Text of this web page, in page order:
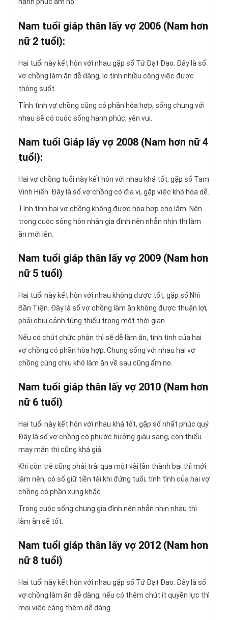
hạnh phúc ấm no.
Nam tuổi giáp thân lấy vợ 2006 (Nam hơn
nữ 2 tuổi):
Hai tuổi này kết hôn với nhau gặp số Tứ Đạt Đạo. Đây là số
vợ chồng làm ăn dễ dàng, lo tính nhiều công việc được
thông suốt.
Tính tình vợ chồng cũng có phần hòa hợp, sống chung với
nhau sẽ có cuộc sống hạnh phúc, yên vui.
Nam tuổi Giáp lấy vợ 2008 (Nam hơn nữ 4
tuổi):
Hai vợ chồng tuổi này kết hôn với nhau khá tốt, gặp số Tam
Vinh Hiển. Đây là số vợ chồng có địa vị, gặp việc khó hóa dễ.
Tính tình hai vợ chồng không được hòa hợp cho lắm. Nên
trong cuộc sống hôn nhân gia đình nên nhẫn nhịn thì làm
ăn mới lên.
Nam tuổi giáp thân lấy vợ 2009 (Nam hơn
nữ 5 tuổi)
Hai tuổi này kết hôn với nhau không được tốt, gặp số Nhì
Bần Tiện. Đây là số vợ chồng làm ăn không được thuận lợi,
phải chịu cảnh túng thiếu trong một thời gian.
Nếu có chút chức phận thì sẽ dễ làm ăn, tính tình của hai
vợ chồng có phần hòa hợp. Chung sống với nhau hai vợ
chồng cùng chịu khó làm ăn về sau cũng ấm no.
Nam tuổi giáp thân lấy vợ 2010 (Nam hơn
nữ 6 tuổi)
Hai tuổi này kết hôn với nhau khá tốt, gặp số nhất phúc quý.
Đây là số vợ chồng có phước hưởng giàu sang, còn thiểu
may mắn thì cũng khá giả.
Khi còn trẻ cũng phải trải qua một vài lần thành bại thì mới
làm nên, có số giữ tiền tài khi đứng tuổi, tính tình của hai vợ
chồng có phần xung khắc.
Trong cuộc sống chung gia đình nên nhẫn nhịn nhau thì
làm ăn sẽ tốt.
Nam tuổi giáp thân lấy vợ 2012 (Nam hơn
nữ 8 tuổi)
Hai tuổi này kết hôn với nhau gặp số Tứ Đạt Đạo. Đây là số
vợ chồng làm ăn dễ dàng, nếu có thêm chút ít quyền lực thì
mọi việc càng thêm dễ dàng.